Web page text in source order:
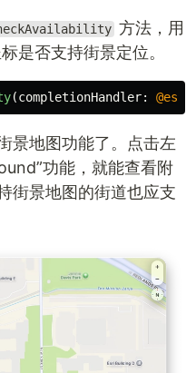
方法，用
是否支持街景定位。
(completionHandler:
景地图功能了。点击左
功能，就能查看附
街景地图的街道也应支